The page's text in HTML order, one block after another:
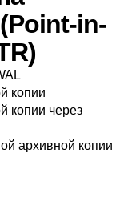
in-
копии
копии через
архивной копии